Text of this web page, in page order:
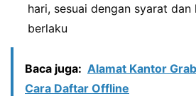
hari, sesuai dengan syarat
berlaku
Baca juga: Alamat Kantor
Cara Daftar Offline